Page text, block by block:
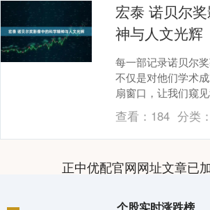
宏泰 诺贝尔
神与人文光辉
每一部记录诺贝尔
不仅是对他们学术
扇窗口，让我们窥
动人的故事。这些
们面对挑战时的坚....
查看： 184 分类：
正中优配官网网址文章已